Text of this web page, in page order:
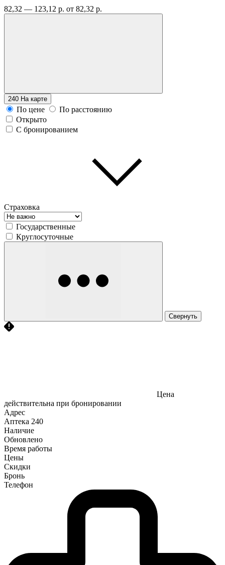
82,32 — 123,12 р. от 82,32 р.
240 На карте
По цене
По расстоянию
Открыто
С бронированием
Страховка
Государственные
Круглосуточные
Свернуть
Цена
действительна при бронировании
Адрес
Аптека 240
Наличие
Обновлено
Время работы
Цены
Скидки
Бронь
Телефон